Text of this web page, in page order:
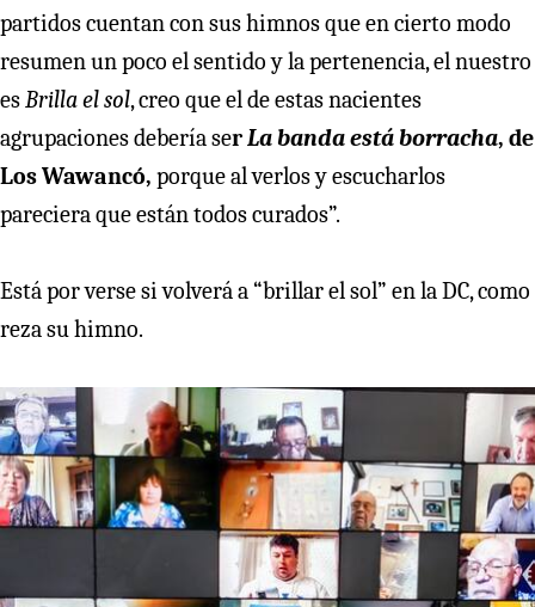
partidos cuentan con sus himnos que en cierto modo
resumen un poco el sentido y la pertenencia, el nuestro
esBrilla el sol, creo que el de estas nacientes
agrupaciones debería serLa banda está borracha, de
Los Wawancó, porque al verlos y escucharlos
pareciera que están todos curados”.
Está por verse si volverá a “brillar el sol” en la DC, como
reza su himno.